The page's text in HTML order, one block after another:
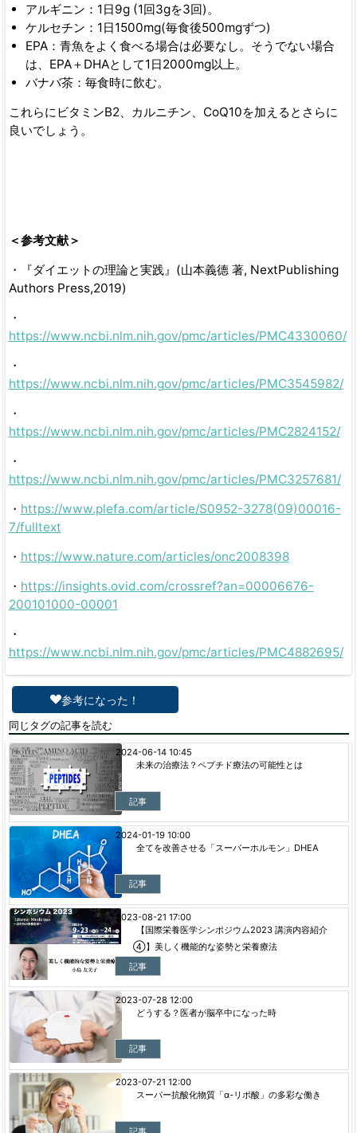
アルギニン：1日9g (1回3gを3回)。
ケルセチン：1日1500mg(毎食後500mgずつ)
EPA：青魚をよく食べる場合は必要なし。そうでない場合
は、EPA＋DHAとして1日2000mg以上。
バナバ茶：毎食時に飲む。
これらにビタミンB2、カルニチン、CoQ10を加えるとさらに
良いでしょう。
＜参考文献＞
・『ダイエットの理論と実践』(山本義德 著, NextPublishing
Authors Press,2019)
・
https://www.ncbi.nlm.nih.gov/pmc/articles/PMC4330060/
・
https://www.ncbi.nlm.nih.gov/pmc/articles/PMC3545982/
・
https://www.ncbi.nlm.nih.gov/pmc/articles/PMC2824152/
・
https://www.ncbi.nlm.nih.gov/pmc/articles/PMC3257681/
・ https://www.plefa.com/article/S0952-3278(09)00016-
7/fulltext
・ https://www.nature.com/articles/onc2008398
・ https://insights.ovid.com/crossref?an=00006676-
200101000-00001
・
https://www.ncbi.nlm.nih.gov/pmc/articles/PMC4882695/
参考になった！
同じタグの記事を読む
未来の治療法？ペプチド療法の可能性とは
記事
2024-06-14 10:45
全てを改善させる「スーパーホルモン」DHEA
記事
2024-01-19 10:00
【国際栄養医学シンポジウム2023 講演内容紹介
④】美しく機能的な姿勢と栄養療法
記事
2023-08-21 17:00
どうする？医者が脳卒中になった時
記事
2023-07-28 12:00
スーパー抗酸化物質「α-リポ酸」の多彩な働き
2023-07-21 12:00